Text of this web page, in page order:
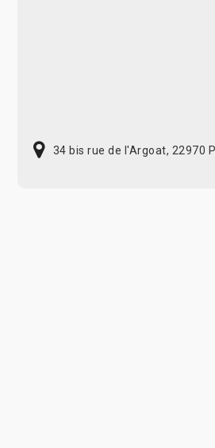
34 bis rue de l'Argoat, 22970